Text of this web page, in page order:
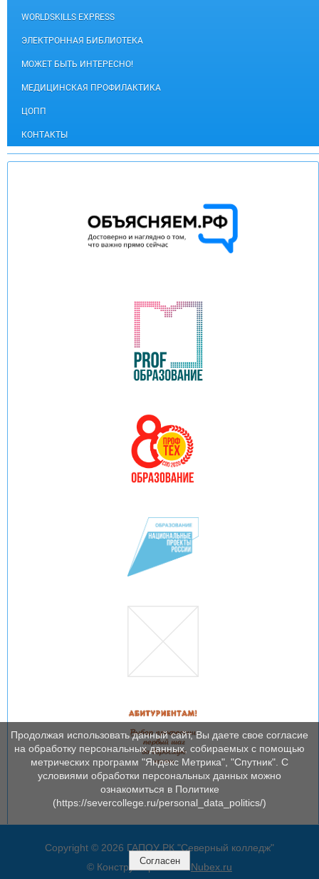
WORLDSKILLS EXPRESS
ЭЛЕКТРОННАЯ БИБЛИОТЕКА
МОЖЕТ БЫТЬ ИНТЕРЕСНО!
МЕДИЦИНСКАЯ ПРОФИЛАКТИКА
ЦОПП
КОНТАКТЫ
Copyright © 2026 ГАПОУ РК "Северный колледж"
© Конструктор сайтов Nubex.ru
Продолжая использовать данный сайт, Вы даете свое согласие
на обработку персональных данных, собираемых с помощью
метрических программ "Яндекс Метрика", "Спутник". С
условиями обработки персональных данных можно
ознакомиться в Политике
(https://severcollege.ru/personal_data_politics/)
Согласен